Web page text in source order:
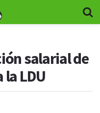
salarial de
la LDU